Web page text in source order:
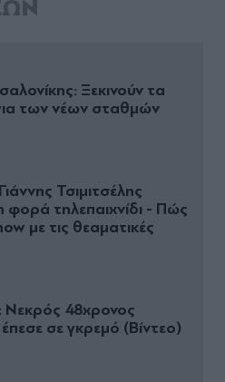
Ξεκινούν τα
των νέων σταθμών
Τσιμιτσέλης
φορά τηλεπαιχνίδι - Πώς
με τις θεαματικές
48χρονος
σε γκρεμό (Βίντεο)